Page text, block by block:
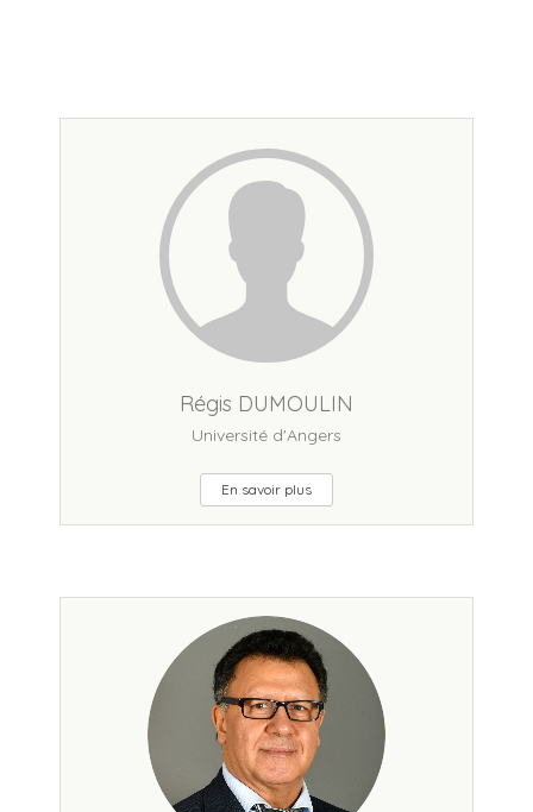
Régis DUMOULIN
Université d'Angers
En savoir plus